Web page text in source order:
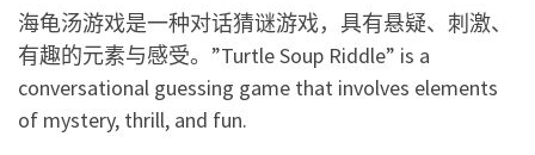
海龟汤游戏是一种对话猜谜游戏，具有悬疑、刺激、
有趣的元素与感受。”Turtle Soup Riddle” is a
conversational guessing game that involves elements
of mystery, thrill, and fun.